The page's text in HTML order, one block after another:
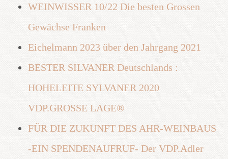
WEINWISSER 10/22 Die besten Grossen
Gewächse Franken
Eichelmann 2023 über den Jahrgang 2021
BESTER SILVANER Deutschlands :
HOHELEITE SYLVANER 2020
VDP.GROSSE LAGE®
FÜR DIE ZUKUNFT DES AHR-WEINBAUS
-EIN SPENDENAUFRUF- Der VDP.Adler